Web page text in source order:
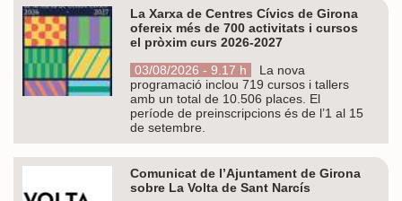
La Xarxa de Centres Cívics de Girona
ofereix més de 700 activitats i cursos
el pròxim curs 2026-2027
03/08/2026 - 9.17 h
La nova
programació inclou 719 cursos i tallers
amb un total de 10.506 places. El
període de preinscripcions és de l’1 al 15
de setembre.
Comunicat de l’Ajuntament de Girona
sobre La Volta de Sant Narcís